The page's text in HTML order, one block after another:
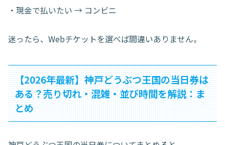
・現金で払いたい → コンビニ
迷ったら、Webチケットを選べば間違いありません。
【2026年最新】神戸どうぶつ王国の当日券は
ある？売り切れ・混雑・並び時間を解説：ま
とめ